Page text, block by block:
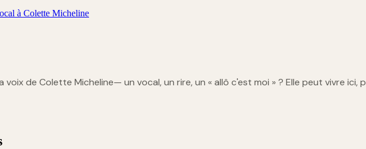
à Colette Micheline
voix de Colette Micheline— un vocal, un rire, un « allô c'est moi » ? Elle peut vivre ici,